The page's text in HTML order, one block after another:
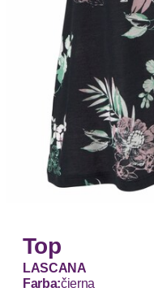
Top
LASCANA
Farba:čierna